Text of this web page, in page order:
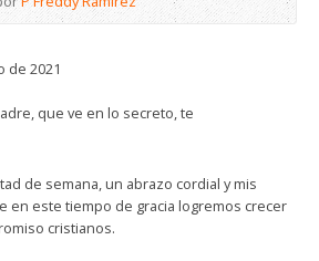
de 2021
que ve en lo secreto, te
de semana, un abrazo cordial y mis
en este tiempo de gracia logremos crecer
cristianos.